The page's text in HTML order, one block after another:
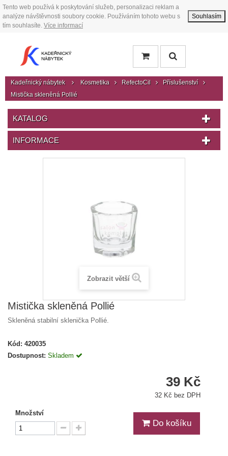
Tento web používá k poskytování služeb, personalizaci reklam a
analýze návštěvnosti soubory cookie. Používáním tohoto webu s
tím souhlasíte. Více informací
Souhlasím
Kadeřnický nábytek Kosmetika RefectoCil
Příslušenství
Mistička skleněná Pollié
KATALOG
INFORMACE
Zobrazit větší
Mistička skleněná Pollié
Skleněná stabilní sklenička Pollié.
Kód: 420035
Dostupnost: Skladem
39 Kč
32 Kč bez DPH
Množství
Do košíku